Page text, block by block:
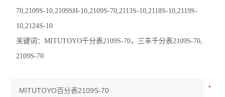
70,2109S-10,2109SH-10,2109S-70,2113S-10,2118S-10,2119S-
10,2124S-10
关键词：MITUTOYO千分表2109S-70，三丰千分表2109S-70,
2109S-70